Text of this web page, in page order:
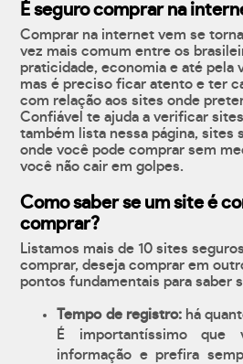
É seguro comprar na
Comprar na internet vem se
vez mais comum entre os
praticidade, economia e até pela
mas é preciso ficar atento e ter
com relação aos sites onde
Confiável te ajuda a verificar
também lista nessa página, sites
onde você pode comprar sem
você não cair em golpes.
Como saber se um site é
comprar?
Listamos mais de 10 sites
comprar, deseja comprar em
pontos fundamentais para saber
Tempo de registro:há
É importantíssimo que
informação e prefira